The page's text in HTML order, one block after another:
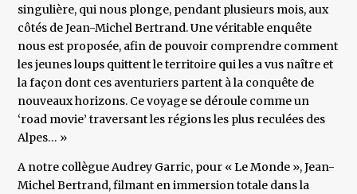
singulière, qui nous plonge, pendant plusieurs mois, aux
côtés de Jean-Michel Bertrand. Une véritable enquête
nous est proposée, afin de pouvoir comprendre comment
les jeunes loups quittent le territoire qui les a vus naître et
la façon dont ces aventuriers partent à la conquête de
nouveaux horizons. Ce voyage se déroule comme un
‘road movie’ traversant les régions les plus reculées des
Alpes… »
A notre collègue Audrey Garric, pour « Le Monde », Jean-
Michel Bertrand, filmant en immersion totale dans la